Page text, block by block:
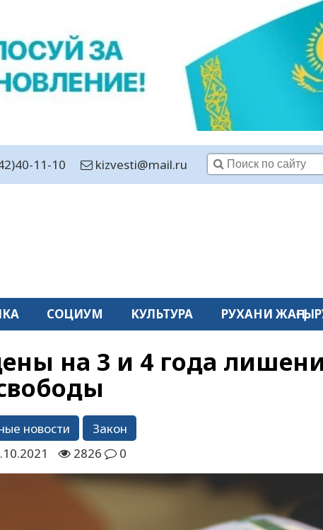
11-10 kizvesti@mail.ru
СОЦИУМ КУЛЬТУРА РУХАНИ
на 3 и 4 года
новости
Закон
2826 0